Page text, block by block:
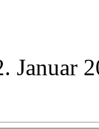
Januar